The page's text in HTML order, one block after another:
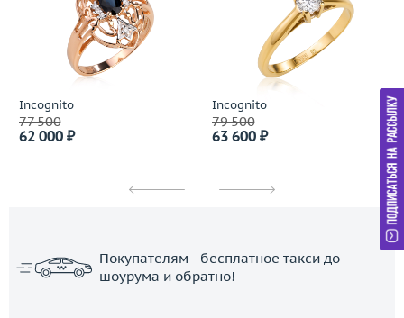
Incognito
77 500
62 000 ₽
Incognito
79 500
63 600 ₽
Покупателям - бесплатное такси до
шоурума и обратно!